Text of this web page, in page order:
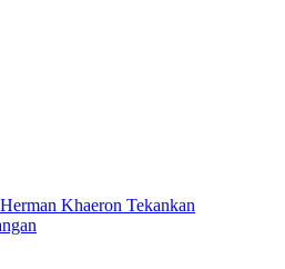
Khaeron Tekankan